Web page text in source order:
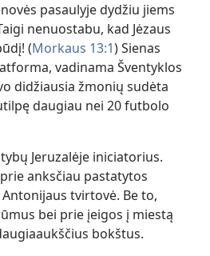
pasaulyje dydžiu jiems
nenuostabu, kad Jėzaus
(Morkaus 13:1) Sienas
vadinama Šventyklos
didžiausia žmonių sudėta
daugiau nei 20 futbolo
Jeruzalėje iniciatorius.
anksčiau pastatytos
tvirtovė. Be to,
bei prie įeigos į miestą
bokštus.